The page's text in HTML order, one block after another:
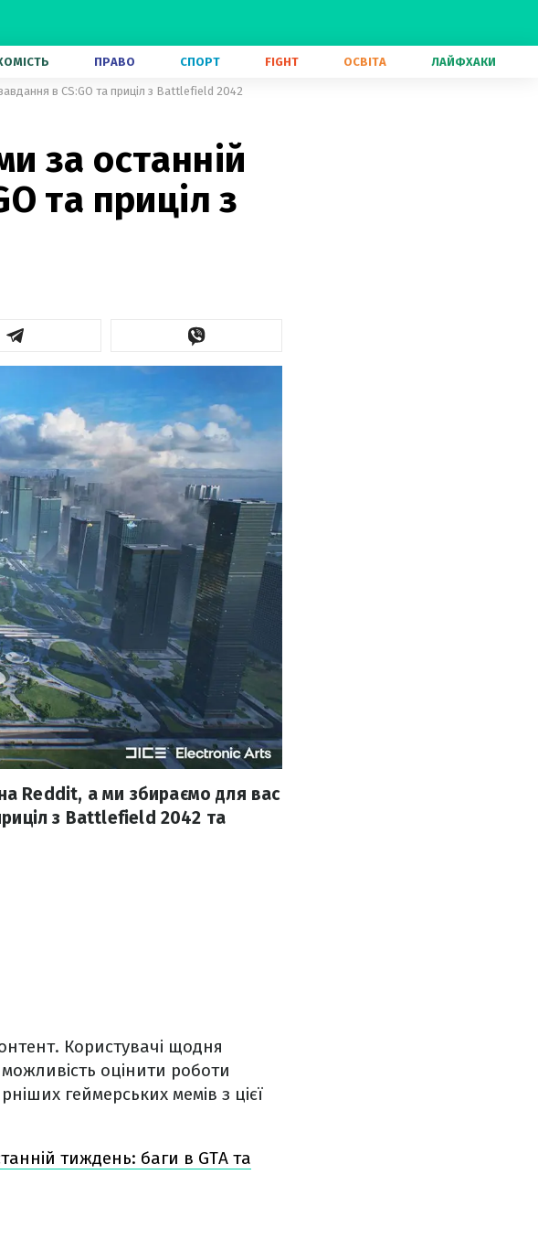
ПРАВО СПОРТ FIGHT ОСВІТА ЛАЙФХАКИ
в CS:GO та приціл з Battlefield 2042
за останній
та приціл з
Reddit, а ми збираємо для вас
з Battlefield 2042 та
Користувачі щодня
оцінити роботи
геймерських мемів з цієї
тиждень: баги в GTA та